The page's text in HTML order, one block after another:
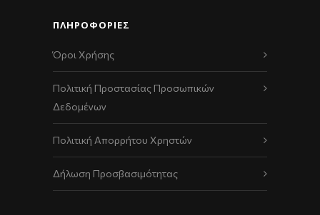
ΠΛΗΡΟΦΟΡΙΕΣ
Όροι Χρήσης
Πολιτική Προστασίας Προσωπικών
Δεδομένων
Πολιτική Απορρήτου Χρηστών
Δήλωση Προσβασιμότητας